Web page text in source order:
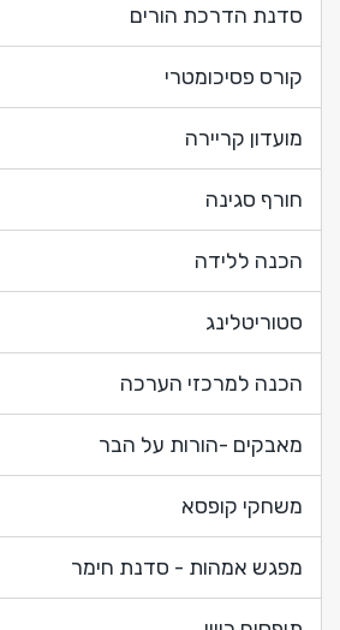
סדנת הדרכת הורים
קורס פסיכומטרי
מועדון קריירה
חורף סגינה
הכנה ללידה
סטוריטלינג
הכנה למרכזי הערכה
מאבקים -הורות על הבר
משחקי קופסא
מפגש אמהות - סדנת חימר